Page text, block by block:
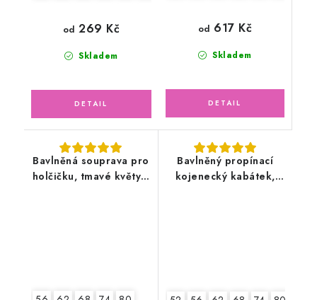
Skladem
od 269 Kč
Skladem
od 617 Kč
Bavlněná souprava pro
holčičku, tmavé květy s
Bavlněný propínací
kojenecký kabátek,